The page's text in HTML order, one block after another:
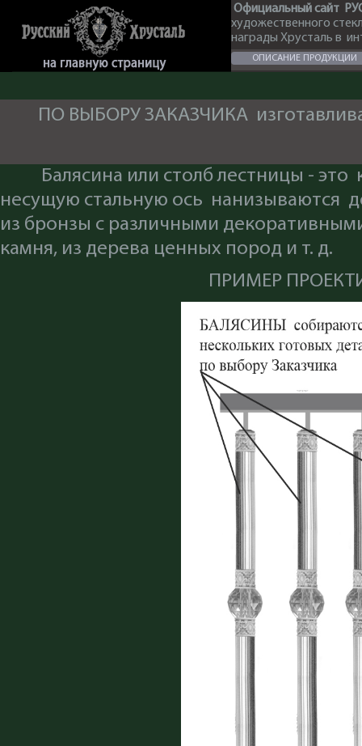
Официальный сайт
художественного
награды Хрусталь в
ОПИСАНИЕ ПРОДУКЦИИ
ПО ВЫБОРУ ЗАКАЗЧИКА
Балясина или столб лестницы -
несущую стальную ось нанизываются
из бронзы с различными
камня, из дерева ценных пород и т. д.
ПРИМЕР